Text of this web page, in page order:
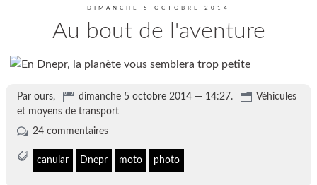
DIMANCHE 5 OCTOBRE 2014
Au bout de l'aventure
Par ours, dimanche 5 octobre 2014 — 14:27.
Véhicules
et moyens de transport
24 commentaires
canular Dnepr moto photo